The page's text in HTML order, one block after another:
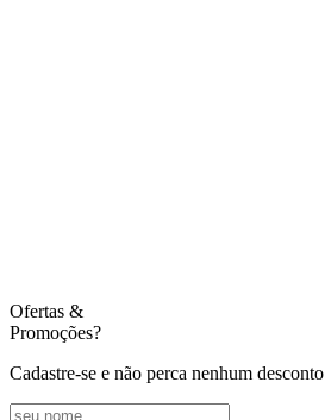
Ofertas &
Promoções?
Cadastre-se e não perca nenhum desconto